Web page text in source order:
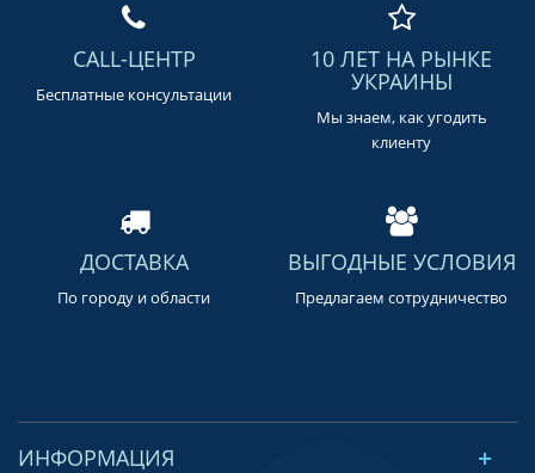
CALL-ЦЕНТР
Бесплатные консультации
10 ЛЕТ НА РЫНКЕ
УКРАИНЫ
Мы знаем, как угодить
клиенту
ДОСТАВКА
По городу и области
ВЫГОДНЫЕ УСЛОВИЯ
Предлагаем сотрудничество
ИНФОРМАЦИЯ